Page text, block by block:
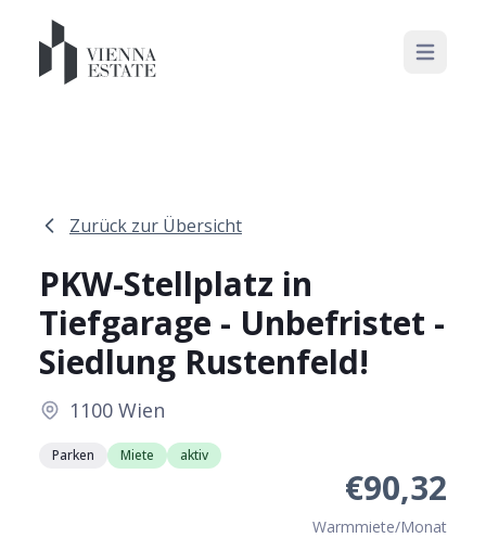
Open
Zurück zur Übersicht
PKW-Stellplatz in
Tiefgarage - Unbefristet -
Siedlung Rustenfeld!
1100 Wien
Parken Miete aktiv
€90,32
Warmmiete/Monat